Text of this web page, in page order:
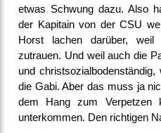
etwas Schwung dazu. Also
der Kapitain von der CSU
Horst lachen darüber,
zutrauen. Und weil auch die
und
die Gabi. Aber das muss ja
dem Hang zum Verpetzen
unterkommen. Den richtigen